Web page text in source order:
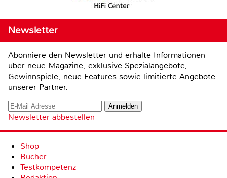
Newsletter
Abonniere den Newsletter und erhalte Informationen
über neue Magazine, exklusive Spezialangebote,
Gewinnspiele, neue Features sowie limitierte Angebote
unserer Partner.
Newsletter abbestellen
Shop
Bücher
Testkompetenz